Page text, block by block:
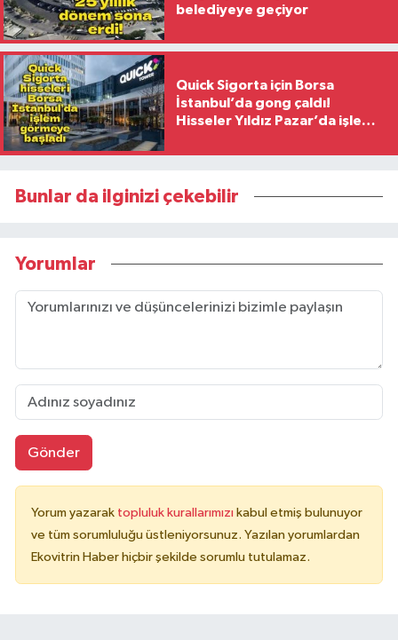
belediyeye geçiyor
Quick Sigorta için Borsa
İstanbul’da gong çaldı!
Hisseler Yıldız Pazar’da işlem
Bunlar da ilginizi çekebilir
Yorumlar
Gönder
Yorum yazarak topluluk kurallarımızı kabul etmiş bulunuyor
ve tüm sorumluluğu üstleniyorsunuz. Yazılan yorumlardan
Ekovitrin Haber hiçbir şekilde sorumlu tutulamaz.